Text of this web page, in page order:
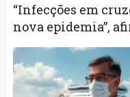
“Infecções em
nova epidemia”,